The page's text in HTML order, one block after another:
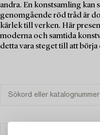
andra. En konstsamling kan
genomgående röd tråd är
kärlek till verken. Här
moderna och samtida
detta vara steget till att